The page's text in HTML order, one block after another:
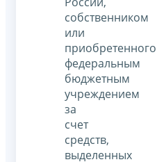
собственником
или
приобретенного
федеральным
бюджетным
учреждением
за
счет
средств,
выделенных